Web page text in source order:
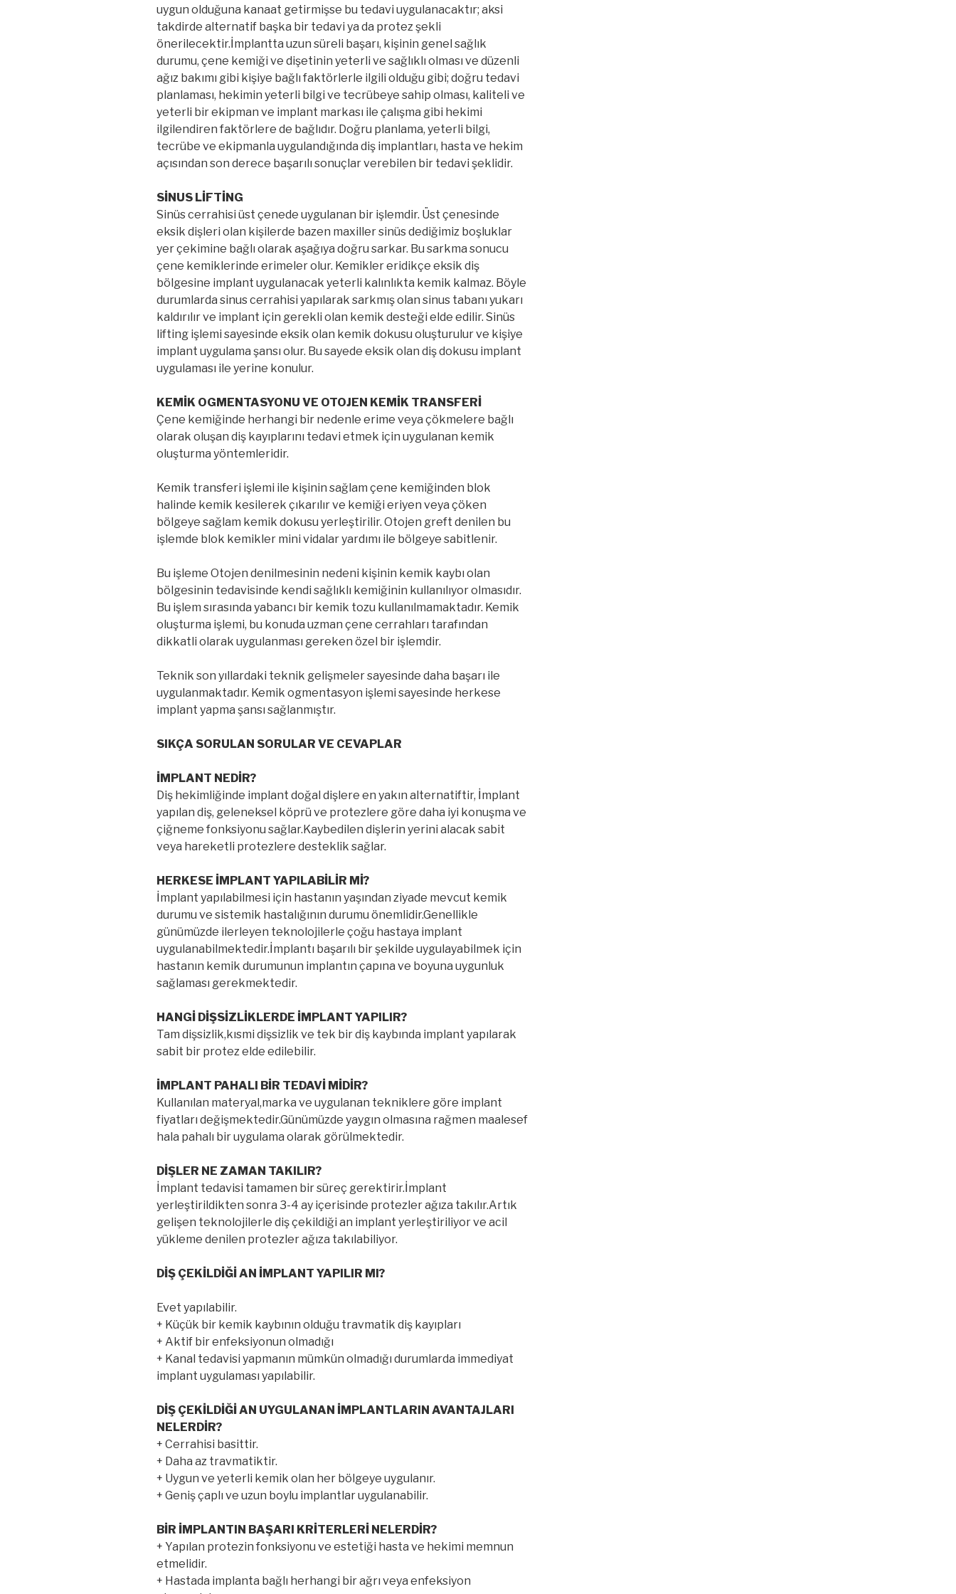
uygun olduğuna kanaat getirmişse bu tedavi uygulanacaktır; aksi
takdirde alternatif başka bir tedavi ya da protez şekli
önerilecektir.İmplantta uzun süreli başarı, kişinin genel sağlık
durumu, çene kemiği ve dişetinin yeterli ve sağlıklı olması ve düzenli
ağız bakımı gibi kişiye bağlı faktörlerle ilgili olduğu gibi; doğru tedavi
planlaması, hekimin yeterli bilgi ve tecrübeye sahip olması, kaliteli ve
yeterli bir ekipman ve implant markası ile çalışma gibi hekimi
ilgilendiren faktörlere de bağlıdır. Doğru planlama, yeterli bilgi,
tecrübe ve ekipmanla uygulandığında diş implantları, hasta ve hekim
açısından son derece başarılı sonuçlar verebilen bir tedavi şeklidir.
SİNUS LİFTİNG
Sinüs cerrahisi üst çenede uygulanan bir işlemdir. Üst çenesinde
eksik dişleri olan kişilerde bazen maxiller sinüs dediğimiz boşluklar
yer çekimine bağlı olarak aşağıya doğru sarkar. Bu sarkma sonucu
çene kemiklerinde erimeler olur. Kemikler eridikçe eksik diş
bölgesine implant uygulanacak yeterli kalınlıkta kemik kalmaz. Böyle
durumlarda sinus cerrahisi yapılarak sarkmış olan sinus tabanı yukarı
kaldırılır ve implant için gerekli olan kemik desteği elde edilir. Sinüs
lifting işlemi sayesinde eksik olan kemik dokusu oluşturulur ve kişiye
implant uygulama şansı olur. Bu sayede eksik olan diş dokusu implant
uygulaması ile yerine konulur.
KEMİK OGMENTASYONU VE OTOJEN KEMİK TRANSFERİ
Çene kemiğinde herhangi bir nedenle erime veya çökmelere bağlı
olarak oluşan diş kayıplarını tedavi etmek için uygulanan kemik
oluşturma yöntemleridir.
Kemik transferi işlemi ile kişinin sağlam çene kemiğinden blok
halinde kemik kesilerek çıkarılır ve kemiği eriyen veya çöken
bölgeye sağlam kemik dokusu yerleştirilir. Otojen greft denilen bu
işlemde blok kemikler mini vidalar yardımı ile bölgeye sabitlenir.
Bu işleme Otojen denilmesinin nedeni kişinin kemik kaybı olan
bölgesinin tedavisinde kendi sağlıklı kemiğinin kullanılıyor olmasıdır.
Bu işlem sırasında yabancı bir kemik tozu kullanılmamaktadır. Kemik
oluşturma işlemi, bu konuda uzman çene cerrahları tarafından
dikkatli olarak uygulanması gereken özel bir işlemdir.
Teknik son yıllardaki teknik gelişmeler sayesinde daha başarı ile
uygulanmaktadır. Kemik ogmentasyon işlemi sayesinde herkese
implant yapma şansı sağlanmıştır.
SIKÇA SORULAN SORULAR VE CEVAPLAR
İMPLANT NEDİR?
Diş hekimliğinde implant doğal dişlere en yakın alternatiftir, İmplant
yapılan diş, geleneksel köprü ve protezlere göre daha iyi konuşma ve
çiğneme fonksiyonu sağlar.Kaybedilen dişlerin yerini alacak sabit
veya hareketli protezlere desteklik sağlar.
HERKESE İMPLANT YAPILABİLİR Mİ?
İmplant yapılabilmesi için hastanın yaşından ziyade mevcut kemik
durumu ve sistemik hastalığının durumu önemlidir.Genellikle
günümüzde ilerleyen teknolojilerle çoğu hastaya implant
uygulanabilmektedir.İmplantı başarılı bir şekilde uygulayabilmek için
hastanın kemik durumunun implantın çapına ve boyuna uygunluk
sağlaması gerekmektedir.
HANGİ DİŞSİZLİKLERDE İMPLANT YAPILIR?
Tam dişsizlik,kısmi dişsizlik ve tek bir diş kaybında implant yapılarak
sabit bir protez elde edilebilir.
İMPLANT PAHALI BİR TEDAVİ MİDİR?
Kullanılan materyal,marka ve uygulanan tekniklere göre implant
fiyatları değişmektedir.Günümüzde yaygın olmasına rağmen maalesef
hala pahalı bir uygulama olarak görülmektedir.
DİŞLER NE ZAMAN TAKILIR?
İmplant tedavisi tamamen bir süreç gerektirir.İmplant
yerleştirildikten sonra 3-4 ay içerisinde protezler ağıza takılır.Artık
gelişen teknolojilerle diş çekildiği an implant yerleştiriliyor ve acil
yükleme denilen protezler ağıza takılabiliyor.
DİŞ ÇEKİLDİĞİ AN İMPLANT YAPILIR MI?
Evet yapılabilir.
+ Küçük bir kemik kaybının olduğu travmatik diş kayıpları
+ Aktif bir enfeksiyonun olmadığı
+ Kanal tedavisi yapmanın mümkün olmadığı durumlarda immediyat
implant uygulaması yapılabilir.
DİŞ ÇEKİLDİĞİ AN UYGULANAN İMPLANTLARIN AVANTAJLARI
NELERDİR?
+ Cerrahisi basittir.
+ Daha az travmatiktir.
+ Uygun ve yeterli kemik olan her bölgeye uygulanır.
+ Geniş çaplı ve uzun boylu implantlar uygulanabilir.
BİR İMPLANTIN BAŞARI KRİTERLERİ NELERDİR?
+ Yapılan protezin fonksiyonu ve estetiği hasta ve hekimi memnun
etmelidir.
+ Hastada implanta bağlı herhangi bir ağrı veya enfeksiyon